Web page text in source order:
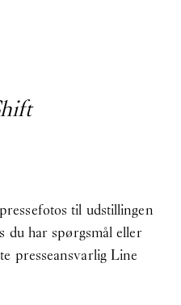
et
til udstillingen
du har spørgsmål eller
presseansvarlig Line